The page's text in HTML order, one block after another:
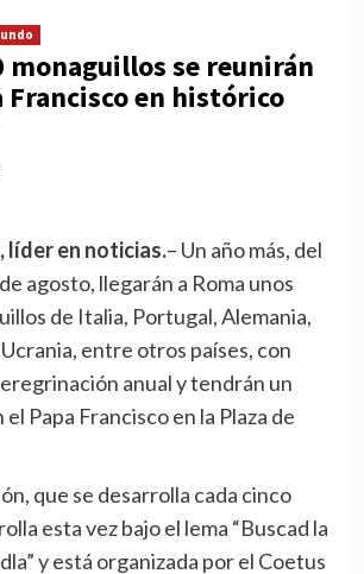
monaguillos se reunirán
Francisco en histórico
líder en noticias.– Un año más, del
agosto, llegarán a Roma unos
de Italia, Portugal, Alemania,
Ucrania, entre otros países, con
anual y tendrán un
Papa Francisco en la Plaza de
que se desarrolla cada cinco
esta vez bajo el lema “Buscad la
y está organizada por el Coetus